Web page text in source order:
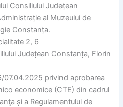
Consiliului Județean
al Muzeului de
Constanța.
2, 6
Județean Constanța, Florin
07.04.2025 privind aprobarea
economice (CTE) din cadrul
și a Regulamentului de